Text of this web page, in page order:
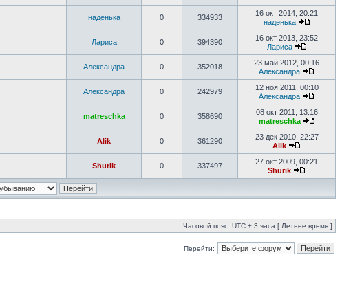
наденька 0 334933
16 окт 2014, 20:21
наденька
Лариса 0 394390
16 окт 2013, 23:52
Лариса
Александра 0 352018
23 май 2012, 00:16
Александра
Александра 0 242979
12 ноя 2011, 00:10
Александра
matreschka 0 358690
08 окт 2011, 13:16
matreschka
Alik 0 361290
23 дек 2010, 22:27
Alik
Shurik 0 337497
27 окт 2009, 00:21
Shurik
Часовой пояс: UTC + 3 часа [ Летнее время ]
Перейти: